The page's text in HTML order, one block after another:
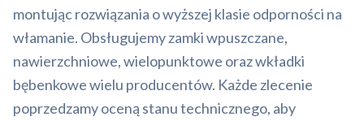
montując rozwiązania o wyższej klasie odporności na
włamanie. Obsługujemy zamki wpuszczane,
nawierzchniowe, wielopunktowe oraz wkładki
bębenkowe wielu producentów. Każde zlecenie
poprzedzamy oceną stanu technicznego, aby